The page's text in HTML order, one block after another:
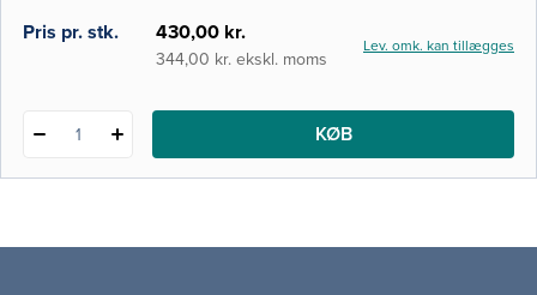
i-bog
Pris pr. stk. 430,00 kr.
344,00 kr. ekskl. moms
Lev. omk. kan tillægges
1 KØB